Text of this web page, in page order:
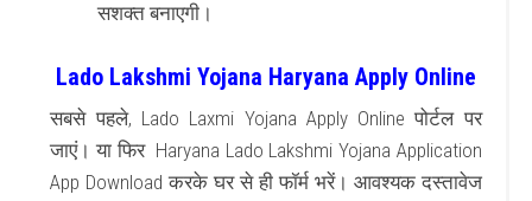
सशक्त बनाएगी।
Lado Lakshmi Yojana Haryana Apply Online
सबसे पहले, Lado Laxmi Yojana Apply Online पोर्टल पर
जाएं। या फिर Haryana Lado Lakshmi Yojana Application
App Download करके घर से ही फॉर्म भरें। आवश्यक दस्तावेज